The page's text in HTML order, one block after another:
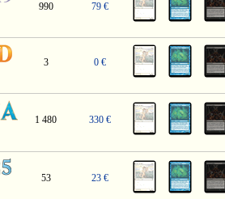
990 79 €
3 0 €
1 480 330 €
53 23 €